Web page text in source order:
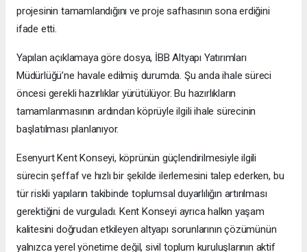
projesinin tamamlandığını ve proje safhasının sona erdiğini
ifade etti.
Yapılan açıklamaya göre dosya, İBB Altyapı Yatırımları
Müdürlüğü’ne havale edilmiş durumda. Şu anda ihale süreci
öncesi gerekli hazırlıklar yürütülüyor. Bu hazırlıkların
tamamlanmasının ardından köprüyle ilgili ihale sürecinin
başlatılması planlanıyor.
Esenyurt Kent Konseyi, köprünün güçlendirilmesiyle ilgili
sürecin şeffaf ve hızlı bir şekilde ilerlemesini talep ederken, bu
tür riskli yapıların takibinde toplumsal duyarlılığın artırılması
gerektiğini de vurguladı. Kent Konseyi ayrıca halkın yaşam
kalitesini doğrudan etkileyen altyapı sorunlarının çözümünün
yalnızca yerel yönetime değil, sivil toplum kuruluşlarının aktif